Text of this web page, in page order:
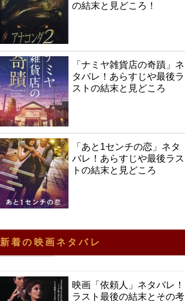
の結末と見どころ！
「ナミヤ雑貨店の奇蹟」ネ
タバレ！あらすじや最後ラ
ストの結末と見どころ
「あと1センチの恋」ネタ
バレ！あらすじや最後ラス
トの結末と見どころ
新着の映画ネタバレ
映画「依頼人」ネタバレ！
ラスト最後の結末とその考